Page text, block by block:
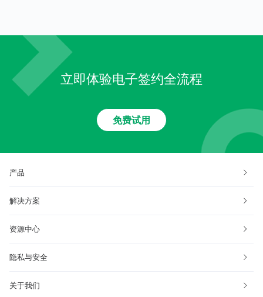
立即体验电子签约全流程
免费试用
产品
解决方案
资源中心
隐私与安全
关于我们